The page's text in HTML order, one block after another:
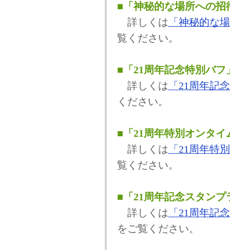
■「神秘的な場所への
詳しくは 「神秘的な
覧ください。
■「21周年記念特別バ
詳しくは 「21周年記
ください。
■「21周年特別オンタ
詳しくは 「21周年特
覧ください。
■「21周年記念スタン
詳しくは 「21周年記
をご覧ください。